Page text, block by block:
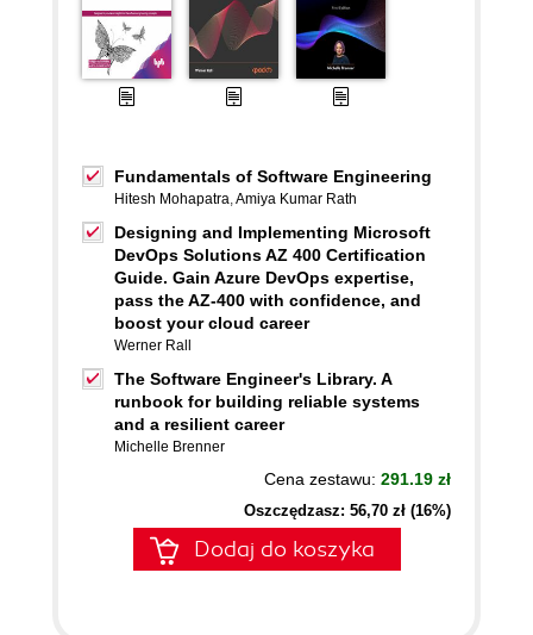
Fundamentals of Software Engineering
Hitesh Mohapatra,Amiya Kumar Rath
Designing and Implementing Microsoft
DevOps Solutions AZ 400 Certification
Guide. Gain Azure DevOps expertise,
pass the AZ-400 with confidence, and
boost your cloud career
Werner Rall
The Software Engineer's Library. A
runbook for building reliable systems
and a resilient career
Michelle Brenner
Cena zestawu: 291.19 zł
Oszczędzasz: 56,70 zł (16%)
Dodaj do koszyka